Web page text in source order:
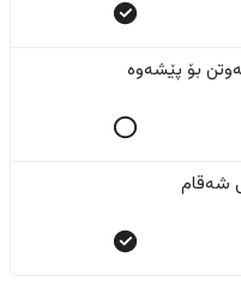
بۆ پێشەوە
شەقام